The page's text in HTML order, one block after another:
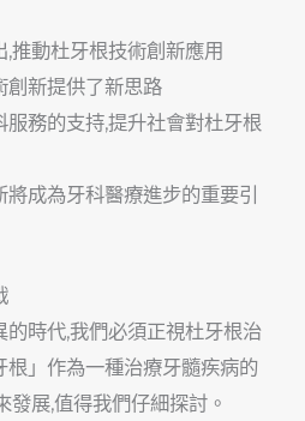
推動杜牙根技術創新應用
創新提供了新思路
務的支持,提升社會對杜牙根
成為牙科醫療進步的重要引
時代,我們必須正視杜牙根治
」作為一種治療牙髓疾病的
發展,值得我們仔細探討。